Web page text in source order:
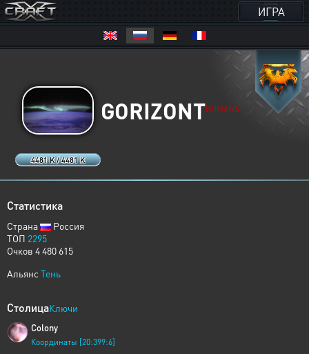
ИГРА
4481 K / 4481 K
GORIZONTHUMANS
Статистика
Страна
Россия
ТОП 2295
Очков 4 480 615
Альянс Тень
СтолицаКлючи
Colony
Координаты [20:399:6]